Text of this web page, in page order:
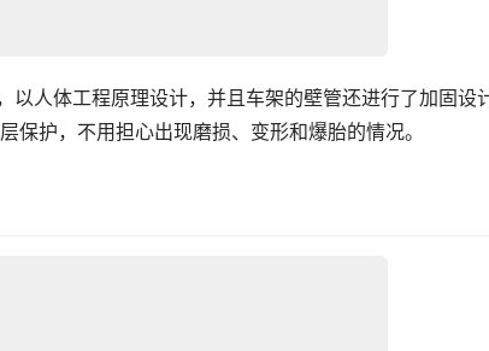
人体工程原理设计，并且车架的壁管还进行了加固设
护，不用担心出现磨损、变形和爆胎的情况。